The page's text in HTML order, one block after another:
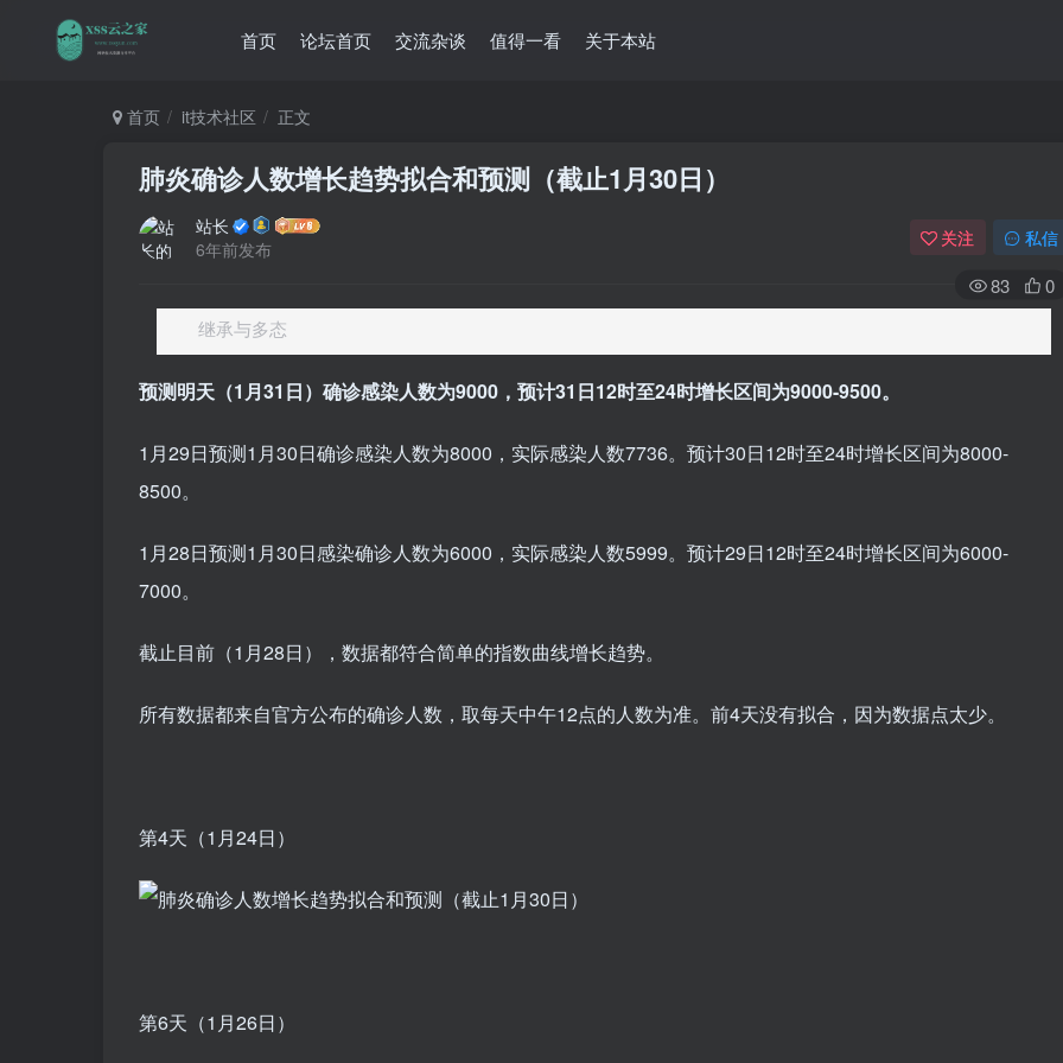
首页 论坛首页 交流杂谈 值得一看 关于本站
首页 it技术社区 正文
肺炎确诊人数增长趋势拟合和预测（截止1月30日）
站长
6年前发布
关注 私信
83
0
继承与多态
预测明天（1月31日）确诊感染人数为9000，预计31日12时至24时增长区间为9000-9500。
1月29日预测1月30日确诊感染人数为8000，实际感染人数7736。预计30日12时至24时增长区间为8000-
8500。
​1月28日预测1月30日感染确诊人数为6000，实际感染人数5999。预计29日12时至24时增长区间为6000-
7000。
截止目前（1月28日），数据都符合简单的指数曲线增长趋势。
所有数据都来自官方公布的确诊人数，取每天中午12点的人数为准。前4天没有拟合，因为数据点太少。
第4天（1月24日）
第6天（1月26日）